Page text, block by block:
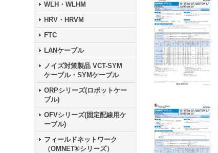
WLH・WLHM
HRV・HRVM
FTC
LANケーブル
ノイズ対策製品 VCT-SYM
ケーブル・SYMケーブル
ORPシリーズ(ロボットケー
ブル)
OFVシリーズ(固定配線用ケ
ーブル)
フィールドネットワーク
（OMNET®シリーズ）